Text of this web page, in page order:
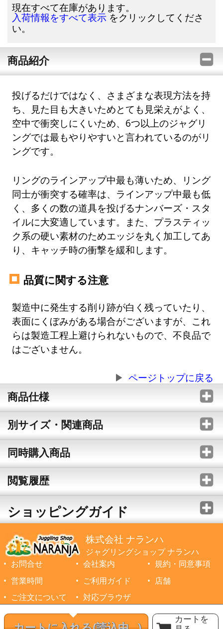
カートを
現在すべて在庫があります。
入荷情報をすべて表示 をクリックしてくださ
い。
商品紹介
投げるだけではなく、さまざまな表現方法を持
ち、見た目も大きいためとても見栄えがよく、
空中で衝突しにくいため、6つ以上のジャグリ
ングでは最もやりやすいと言われているのがリ
ングです。
リングのラインアップ中最も薄いため、リング
同士が衝突する確率は、ラインアップ中最も低
く、多くの数の道具を投げるナンバーズ・スタ
イルに大変適しています。また、プラスティッ
ク系の硬い素材のためエッジを丸く加工してあ
り、キャッチ時の衝撃を緩和します。
品質に関する注意
製造中に発生する削り跡が白く残っていたり、
表面にくぼみがある場合がございますが、これ
らは製造工程上避けられないもので、不良品で
はございません。
ページトップに戻る
商品仕様
別サイズ・関連商品
同時購入商品
閲覧履歴
ショッピングガイド
株式会社 ナランハ
ジャグリングショップ ナランハ
お問合せ
会社案内
規約・同意事項
営業時間
ご利用ガイド
店舗
ご注文について
対応ブラウザ
©1999-2026 NARANJA Inc. All Rights Reserved.